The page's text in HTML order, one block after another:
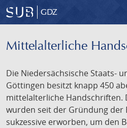
GDZ
Mittelalterliche
Die Niedersächsische Staats-
Göttingen besitzt knapp 450
mittelalterliche Handschriften.
wurden seit der Gründung der
sukzessive erworben, um den